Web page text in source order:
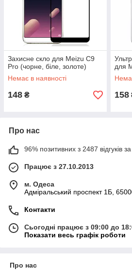
Захисне скло для Meizu C9
Pro (чорне, біле, золоте)
Немає в наявності
148 ₴
для
158
Про нас
96% позитивних з 2487 відгуків за
Працює з 27.10.2013
м. Одеса
Адміральський проспект 1Б,
Контакти
Сьогодні працює з 09:00 до
Показати весь графік роботи
Про нас